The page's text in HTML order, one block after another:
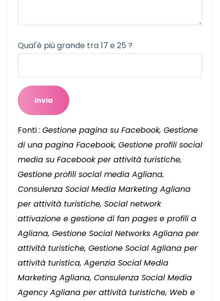
Qual'è più grande tra 17 e 25 ?
Fonti : Gestione pagina su Facebook, Gestione
di una pagina Facebook, Gestione profili social
media su Facebook per attività turistiche,
Gestione profili social media Agliana,
Consulenza Social Media Marketing Agliana
per attività turistiche, Social network
attivazione e gestione di fan pages e profili a
Agliana, Gestione Social Networks Agliana per
attività turistiche, Gestione Social Agliana per
attività turistica, Agenzia Social Media
Marketing Agliana, Consulenza Social Media
Agency Agliana per attività turistiche, Web e